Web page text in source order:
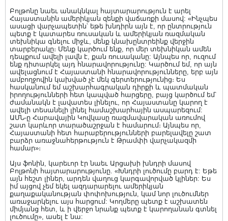
Բոլթոնը նաեւ անակնկալ հայտարարություն է արել
Հայաստանին ամերիկյան զենքի վաճառքի մասով: «Ինչպես
ասացի վարչապետին՝ եթե խնդիրն այն է, որ ընտրություն
պետք է կատարես ռուսական և ամերիկյան ռազմական
տեխնիկա գնելու միջև, մենք կնախընտրեինք վերջին
տարբերակը։ Մենք կարծում ենք, որ մեր տեխնիկան ամեն
դեպքում ավելի լավն է, քան ռուսականը: Այնպես որ, ուզում
ենք դիտարկել այդ հնարավորությունը: Կարծում եմ, որ այն
ավելացնում է Հայաստանի հնարավորությունները, երբ այն
ամբողջովին կախված չէ մեկ գերտերությունից։ Ես
հասկանում եմ աշխարհագրական դիրքի և պատմական
իրողությունների հետ կապված հարցերը, բայց կարծում եմ՝
ժամանակն է լավատես լինելու, որ Հայաստանը կարող է
ավելի տեսանելի լինել համաշխարհային ասպարեզում:
ԱՄՆ-ը Հարավային Կովկասը ռազմավարական առումով
շատ կարևոր տարածաշրջան է համարում։ Այնպես որ,
Հայաստանի հետ հարաբերությունների բարելավելը շատ
բարձր առաջնահերթություն է Թրամփի վարչակազմի
համար»։
Այս ֆոնին, կարեւոր էր նաեւ Արցախի խնդրի մասով
Բոլթոնի հայտարարությունը. «Խնդրի լուծումը բարդ է: Եթե
այն հեշտ լիներ, արդեն վաղուց կարգավորված կլիներ: Ես
իմ այցով չեմ եկել ազդարարելու ամերիկյան
քաղաքականության փոփոխություն, կամ նոր լուծումներ
առաջարկելու այս հարցում: Կողմերը պետք է աշխատեն
միմյանց հետ, և ի վերջո նրանք պետք է կարողանան գտնել
լուծումը», ասել է նա: